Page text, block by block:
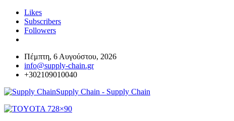
Likes
Subscribers
Followers
Πέμπτη, 6 Αυγούστου, 2026
info@supply-chain.gr
+302109010040
Supply Chain - Supply Chain